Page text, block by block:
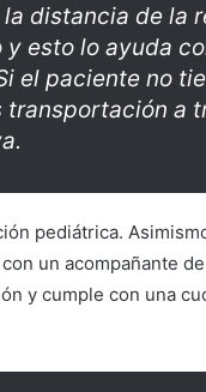
distancia de la
esto lo ayuda
el paciente no
a
pediátrica.
un acompañante
y cumple con una